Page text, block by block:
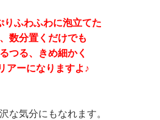
りふわふわに泡立てた
数分置くだけでも
つる、きめ細かく
アーになりますよ♪
な気分にもなれます。